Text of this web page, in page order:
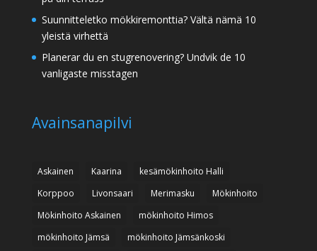
Suunnitteletko mökkiremonttia? Vältä nämä 10
yleistä virhettä
Planerar du en stugrenovering? Undvik de 10
vanligaste misstagen
Avainsanapilvi
Askainen Kaarina
kesämökinhoito Halli
Korppoo
Livonsaari Merimasku
Mökinhoito
Mökinhoito Askainen
mökinhoito Himos
mökinhoito Jämsä
mökinhoito Jämsänkoski